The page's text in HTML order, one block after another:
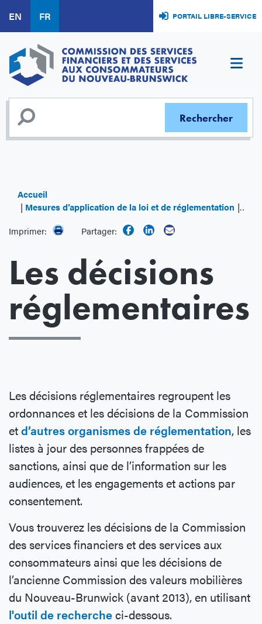
au
contenu
principal
EN FR PORTAIL LIBRE-SERVICE
Accueil
Mesures d’application de la loi et de réglementation Les
Imprimer:
Partager:
Les décisions
réglementaires
Les décisions réglementaires regroupent les
ordonnances et les décisions de la Commission
etd’autres organismes de réglementation, les
listes à jour des personnes frappées de
sanctions, ainsi que de l’information sur les
audiences, et les engagements et actions par
consentement.
Vous trouverez les décisions de la Commission
des services financiers et des services aux
consommateurs ainsi que les décisions de
l’ancienne Commission des valeurs mobilières
du Nouveau-Brunwick (avant 2013), en utilisant
l'outil de rechercheci-dessous.